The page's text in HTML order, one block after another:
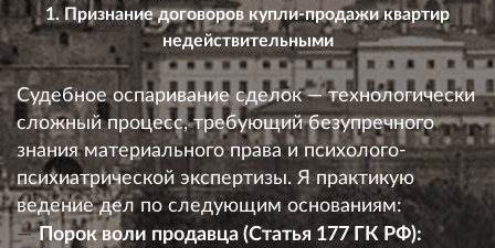
1. Признание договоров купли-продажи квартир
недействительными
Судебное оспаривание сделок — технологически
сложный процесс, требующий безупречного
знания материального права и психолого-
психиатрической экспертизы. Я практикую
ведение дел по следующим основаниям:
Порок воли продавца (Статья 177 ГК РФ):